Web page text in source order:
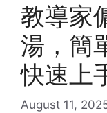
教導家
湯，簡
快速上
August 11,